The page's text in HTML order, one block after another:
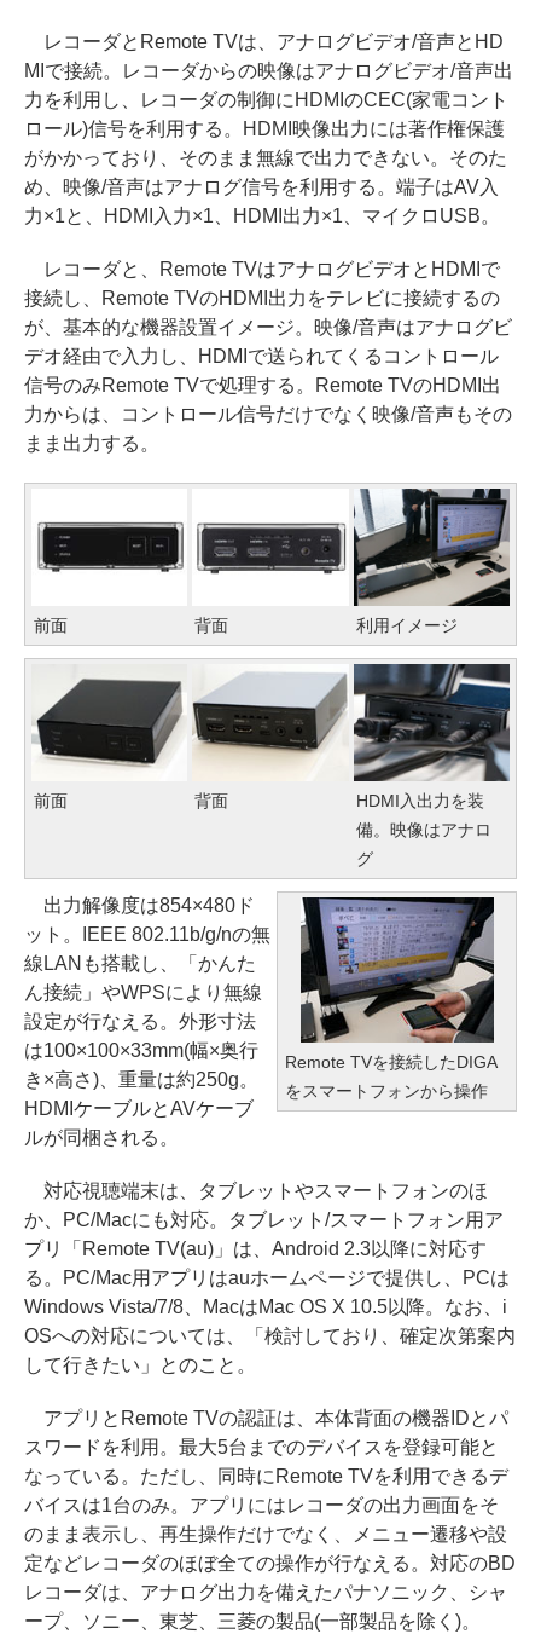
レコーダとRemote TVは、アナログビデオ/音声とHD
MIで接続。レコーダからの映像はアナログビデオ/音声出
力を利用し、レコーダの制御にHDMIのCEC(家電コント
ロール)信号を利用する。HDMI映像出力には著作権保護
がかかっており、そのまま無線で出力できない。そのた
め、映像/音声はアナログ信号を利用する。端子はAV入
力×1と、HDMI入力×1、HDMI出力×1、マイクロUSB。
レコーダと、Remote TVはアナログビデオとHDMIで
接続し、Remote TVのHDMI出力をテレビに接続するの
が、基本的な機器設置イメージ。映像/音声はアナログビ
デオ経由で入力し、HDMIで送られてくるコントロール
信号のみRemote TVで処理する。Remote TVのHDMI出
力からは、コントロール信号だけでなく映像/音声もその
まま出力する。
前面 背面 利用イメージ
前面 背面
HDMI入出力を装
備。映像はアナロ
グ
Remote TVを接続したDIGA
をスマートフォンから操作
出力解像度は854×480ド
ット。IEEE 802.11b/g/nの無
線LANも搭載し、「かんた
ん接続」やWPSにより無線
設定が行なえる。外形寸法
は100×100×33mm(幅×奥行
き×高さ)、重量は約250g。
HDMIケーブルとAVケーブ
ルが同梱される。
対応視聴端末は、タブレットやスマートフォンのほ
か、PC/Macにも対応。タブレット/スマートフォン用ア
プリ「Remote TV(au)」は、Android 2.3以降に対応す
る。PC/Mac用アプリはauホームページで提供し、PCは
Windows Vista/7/8、MacはMac OS X 10.5以降。なお、i
OSへの対応については、「検討しており、確定次第案内
して行きたい」とのこと。
アプリとRemote TVの認証は、本体背面の機器IDとパ
スワードを利用。最大5台までのデバイスを登録可能と
なっている。ただし、同時にRemote TVを利用できるデ
バイスは1台のみ。アプリにはレコーダの出力画面をそ
のまま表示し、再生操作だけでなく、メニュー遷移や設
定などレコーダのほぼ全ての操作が行なえる。対応のBD
レコーダは、アナログ出力を備えたパナソニック、シャ
ープ、ソニー、東芝、三菱の製品(一部製品を除く)。